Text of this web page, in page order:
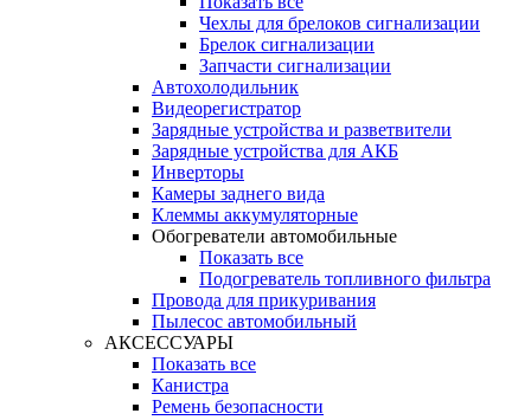
Чехлы для брелоков сигнализации
Брелок сигнализации
Запчасти сигнализации
Автохолодильник
Видеорегистратор
Зарядные устройства и разветвители
Зарядные устройства для АКБ
Инверторы
Камеры заднего вида
Клеммы аккумуляторные
Обогреватели автомобильные
Показать все
Подогреватель топливного фильтра
Провода для прикуривания
Пылесос автомобильный
АКСЕССУАРЫ
Показать все
Канистра
Ремень безопасности